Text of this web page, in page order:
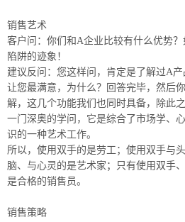
销售艺术
客户问：你们和A企业比较有什么优势
陷阱的迹象！
建议反问：您这样问，肯定是了解过A
让您最满意，为什么？回答完毕，然后
解，这几个功能我们也同时具备，除此
一门深奥的学问，它是综合了市场学、
识的一种艺术工作。
所以，使用双手的是劳工；使用双手与
脑、与心灵的是艺术家；只有使用双手
是合格的销售员。
销售策略